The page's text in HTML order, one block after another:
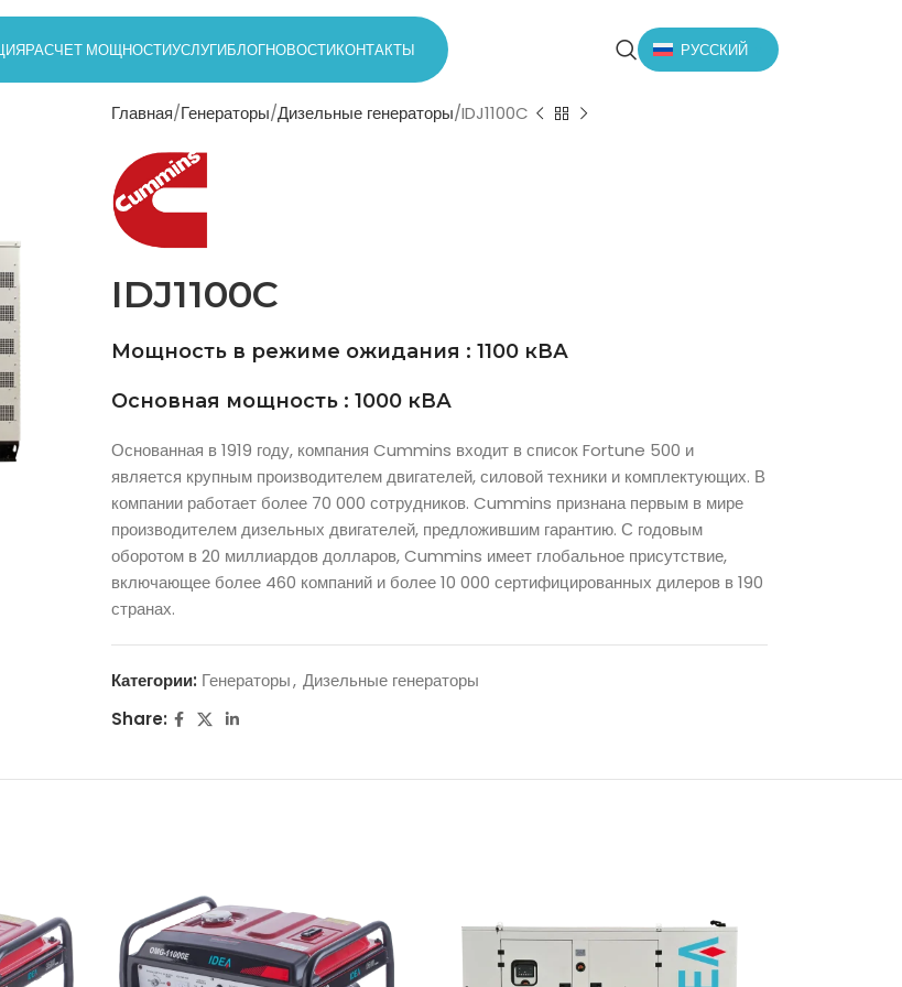
РАСЧЕТ МОЩНОСТИУСЛУГИБЛОГНОВОСТИКОНТАКТЫ РУССКИЙ
Главная Генераторы Дизельные генераторы IDJ1100C
IDJ1100C
Мощность в режиме ожидания : 1100 кВА
Основная мощность : 1000 кВА
Основанная в 1919 году, компания Cummins входит в список Fortune 500 и
является крупным производителем двигателей, силовой техники и комплектующих. В
компании работает более 70 000 сотрудников. Cummins признана первым в мире
производителем дизельных двигателей, предложившим гарантию. С годовым
оборотом в 20 миллиардов долларов, Cummins имеет глобальное присутствие,
включающее более 460 компаний и более 10 000 сертифицированных дилеров в 190
странах.
Категории: Генераторы, Дизельные генераторы
Share: